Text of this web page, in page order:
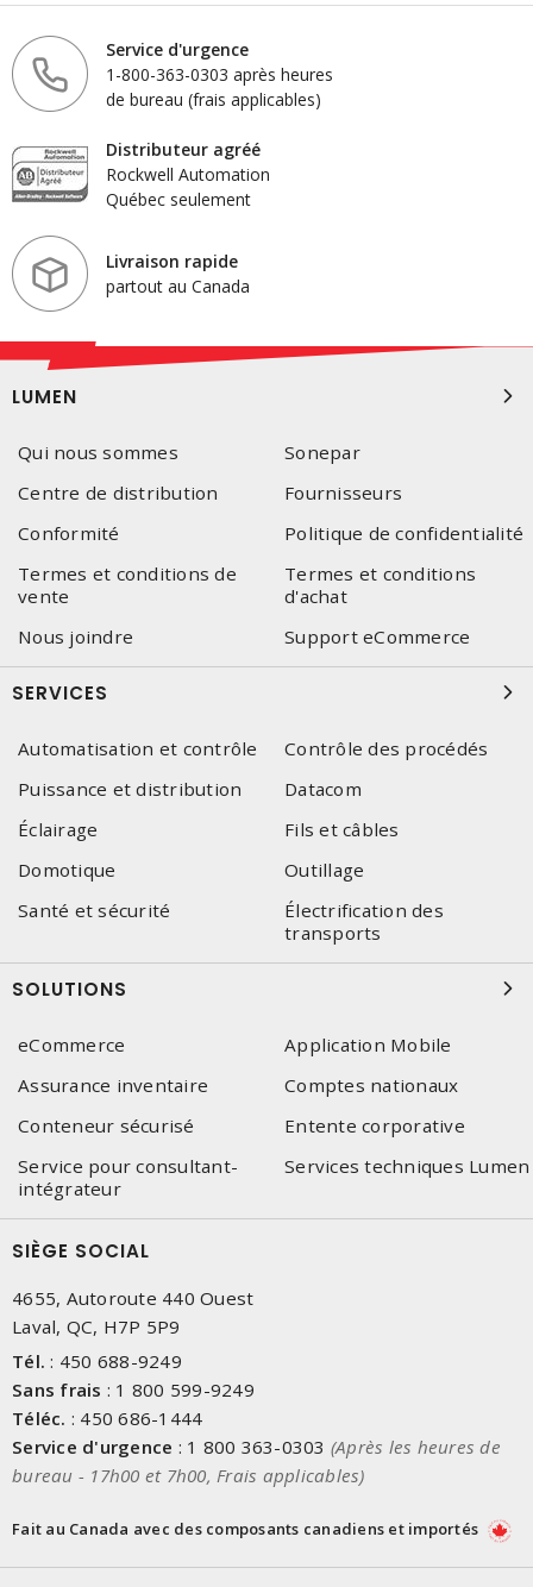
Service d'urgence
1-800-363-0303 après heures
de bureau (frais applicables)
Distributeur agréé
Rockwell Automation
Québec seulement
Livraison rapide
partout au Canada
LUMEN
Qui nous sommes
Sonepar
Centre de distribution
Fournisseurs
Conformité
Politique de confidentialité
Termes et conditions de
vente
Termes et conditions
d'achat
Nous joindre
Support eCommerce
SERVICES
Automatisation et contrôle
Contrôle des procédés
Puissance et distribution
Datacom
Éclairage
Fils et câbles
Domotique
Outillage
Santé et sécurité
Électrification des
transports
SOLUTIONS
eCommerce
Application Mobile
Assurance inventaire
Comptes nationaux
Conteneur sécurisé
Entente corporative
Service pour consultant-
intégrateur
Services techniques Lumen
SIÈGE SOCIAL
4655, Autoroute 440 Ouest
Laval, QC, H7P 5P9
Tél. : 450 688-9249
Sans frais : 1 800 599-9249
Téléc. : 450 686-1444
Service d'urgence : 1 800 363-0303 (Après les heures de
bureau - 17h00 et 7h00, Frais applicables)
Fait au Canada avec des composants canadiens et importés